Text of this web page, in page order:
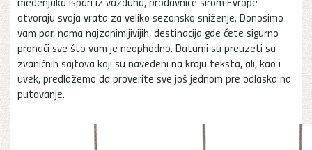
otvoraju svoja vrata za veliko sezonsko sniženje. Donosimo
vam par, nama najzanimljivijih, destinacija gde ćete sigurno
pronaći sve što vam je neophodno. Datumi su preuzeti sa
zvaničnih sajtova koji su navedeni na kraju teksta, ali, kao i
uvek, predlažemo da proverite sve još jednom pre odlaska na
putovanje.